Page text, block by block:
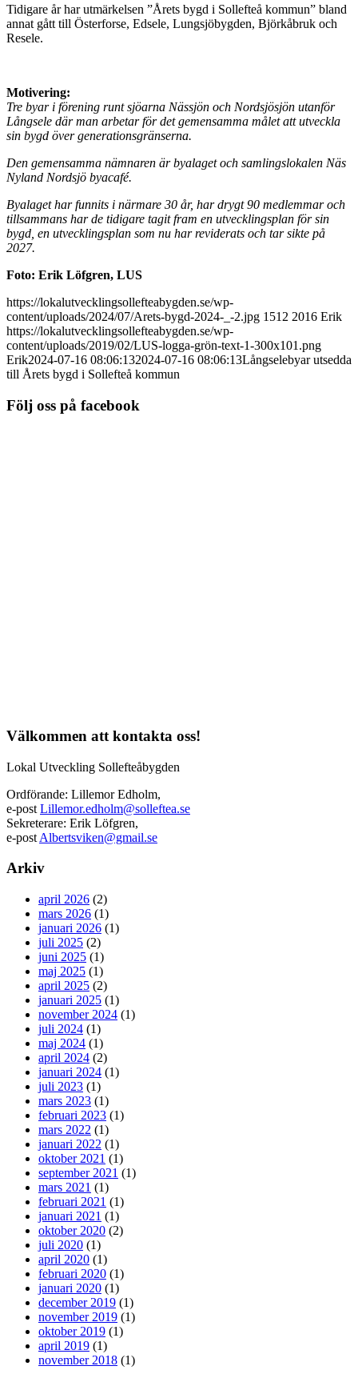
Tidigare år har utmärkelsen ”Årets bygd i Sollefteå kommun” bland
annat gått till Österforse, Edsele, Lungsjöbygden, Björkåbruk och
Resele.
Motivering:
Tre byar i förening runt sjöarna Nässjön och Nordsjösjön utanför
Långsele där man arbetar för det gemensamma målet att utveckla
sin bygd över generationsgränserna.
Den gemensamma nämnaren är byalaget och samlingslokalen Näs
Nyland Nordsjö byacafé.
Byalaget har funnits i närmare 30 år, har drygt 90 medlemmar och
tillsammans har de tidigare tagit fram en utvecklingsplan för sin
bygd, en utvecklingsplan som nu har reviderats och tar sikte på
2027.
Foto: Erik Löfgren, LUS
https://lokalutvecklingsollefteabygden.se/wp-
content/uploads/2024/07/Arets-bygd-2024-_-2.jpg 1512 2016 Erik
https://lokalutvecklingsollefteabygden.se/wp-
content/uploads/2019/02/LUS-logga-grön-text-1-300x101.png
Erik2024-07-16 08:06:132024-07-16 08:06:13Långselebyar utsedda
till Årets bygd i Sollefteå kommun
Följ oss på facebook
Välkommen att kontakta oss!
Lokal Utveckling Sollefteåbygden
Ordförande: Lillemor Edholm,
e-post Lillemor.edholm@solleftea.se
Sekreterare: Erik Löfgren,
e-post Albertsviken@gmail.se
Arkiv
april 2026 (2)
mars 2026 (1)
januari 2026 (1)
juli 2025 (2)
juni 2025 (1)
maj 2025 (1)
april 2025 (2)
januari 2025 (1)
november 2024 (1)
juli 2024 (1)
maj 2024 (1)
april 2024 (2)
januari 2024 (1)
juli 2023 (1)
mars 2023 (1)
februari 2023 (1)
mars 2022 (1)
januari 2022 (1)
oktober 2021 (1)
september 2021 (1)
mars 2021 (1)
februari 2021 (1)
januari 2021 (1)
oktober 2020 (2)
juli 2020 (1)
april 2020 (1)
februari 2020 (1)
januari 2020 (1)
december 2019 (1)
november 2019 (1)
oktober 2019 (1)
april 2019 (1)
november 2018 (1)